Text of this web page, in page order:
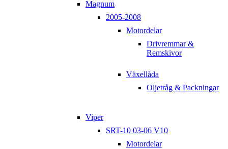
Magnum
2005-2008
Motordelar
Drivremmar &
Remskivor
Växellåda
Oljetråg & Packningar
Viper
SRT-10 03-06 V10
Motordelar